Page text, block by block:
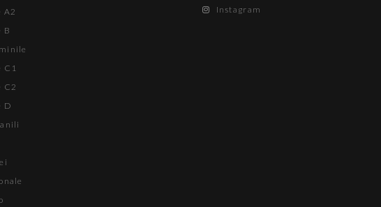
A2
B
C1
C2
D
Instagram